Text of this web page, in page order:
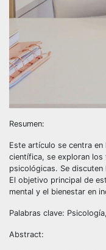
Resumen:
Este artículo se centra
científica, se exploran
psicológicas. Se
El objetivo principal de
mental y el bienestar en
Palabras clave:
Abstract: